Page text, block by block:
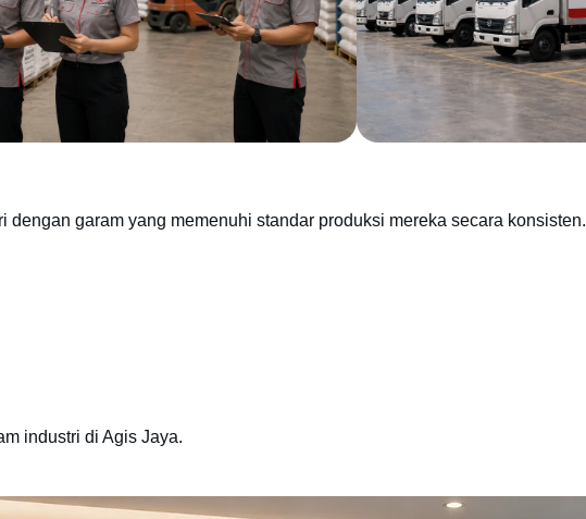
dengan garam yang memenuhi standar produksi mereka secara konsisten.
industri di Agis Jaya.